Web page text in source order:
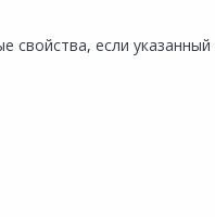
свойства, если